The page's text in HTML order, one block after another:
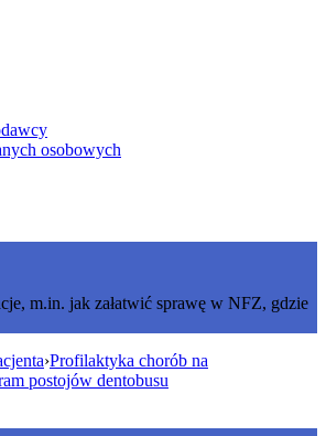
osobowych
m.in. jak załatwić sprawę w NFZ, gdzie
›Profilaktyka chorób na
postojów dentobusu